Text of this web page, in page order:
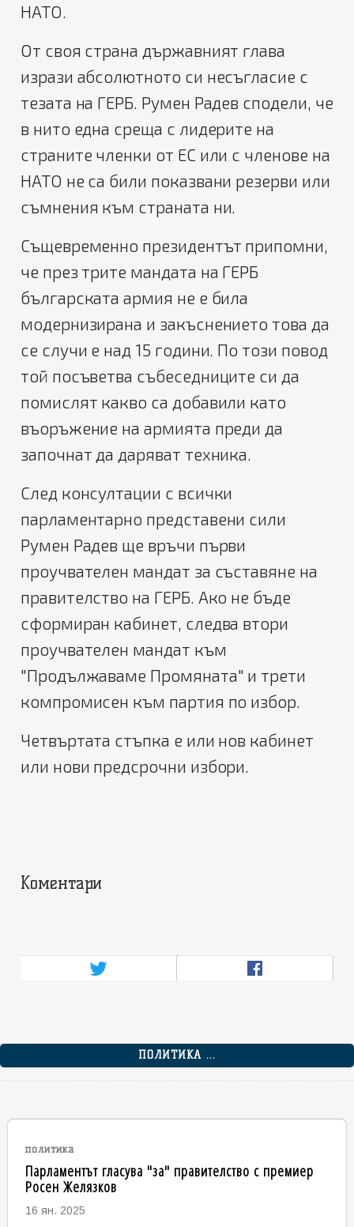
НАТО.
От своя страна държавният глава
изрази абсолютното си несъгласие с
тезата на ГЕРБ. Румен Радев сподели, че
в нито една среща с лидерите на
страните членки от ЕС или с членове на
НАТО не са били показвани резерви или
съмнения към страната ни.
Същевременно президентът припомни,
че през трите мандата на ГЕРБ
българската армия не е била
модернизирана и закъснението това да
се случи е над 15 години. По този повод
той посъветва събеседниците си да
помислят какво са добавили като
въоръжение на армията преди да
започнат да даряват техника.
След консултации с всички
парламентарно представени сили
Румен Радев ще връчи първи
проучвателен мандат за съставяне на
правителство на ГЕРБ. Ако не бъде
сформиран кабинет, следва втори
проучвателен мандат към
"Продължаваме Промяната" и трети
компромисен към партия по избор.
Четвъртата стъпка е или нов кабинет
или нови предсрочни избори.
Коментари
ПОЛИТИКА ...
политика
Парламентът гласува "за" правителство с премиер
Росен Желязков
16 ян. 2025